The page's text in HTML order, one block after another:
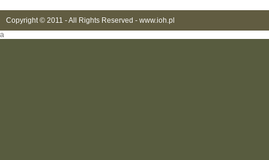
Copyright © 2011 - All Rights Reserved - www.ioh.pl
a